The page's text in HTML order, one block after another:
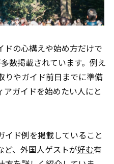
ドの心構えや始め方だけで
数掲載されています。例え
りやガイド前日までに準備
ガイドを始めたい人にと
イド例を掲載していること
ど、外国人ゲストが好む有